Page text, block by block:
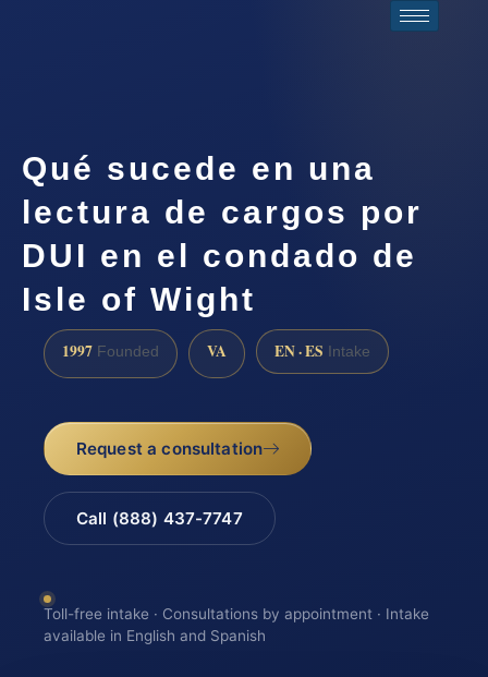
Qué sucede en una
lectura de cargos por
DUI en el condado de
Isle of Wight
1997 Founded VA EN · ES Intake
Request a consultation
Call (888) 437-7747
Toll-free intake · Consultations by appointment · Intake
available in English and Spanish